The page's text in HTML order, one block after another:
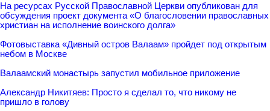
На ресурсах Русской Православной Церкви опубликован для
обсуждения проект документа «О благословении православных
христиан на исполнение воинского долга»
Фотовыставка «Дивный остров Валаам» пройдет под открытым
небом в Москве
Валаамский монастырь запустил мобильное приложение
Александр Никитяев: Просто я сделал то, что никому не
пришло в голову